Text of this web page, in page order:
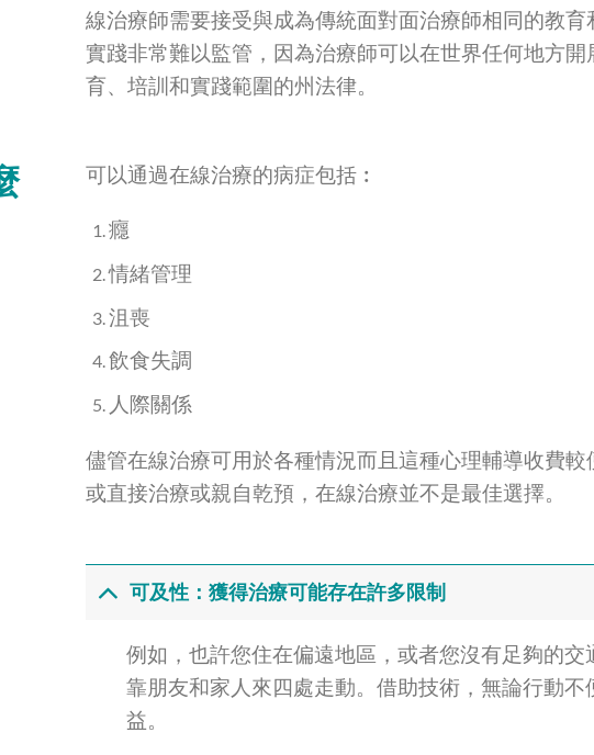
線治療師需要接受與成為傳統面對面治療師相同的教
實踐非常難以監管，因為治療師可以在世界任何地方
育、培訓和實踐範圍的州法律。
可以通過在線治療的病症包括︰
癮
情緒管理
沮喪
飲食失調
人際關係
儘管在線治療可用於各種情況而且這種心理輔導收費
或直接治療或親自乾預，在線治療並不是最佳選擇。
可及性：獲得治療可能存在許多限制
例如，也許您住在偏遠地區，或者您沒有足夠的
靠朋友和家人來四處走動。借助技術，無論行動
益。